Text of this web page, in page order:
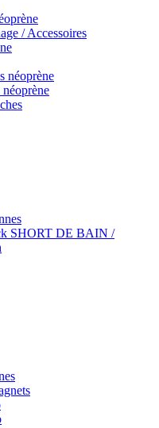
/ Accessoires
néoprène
néoprène
SHORT DE BAIN /